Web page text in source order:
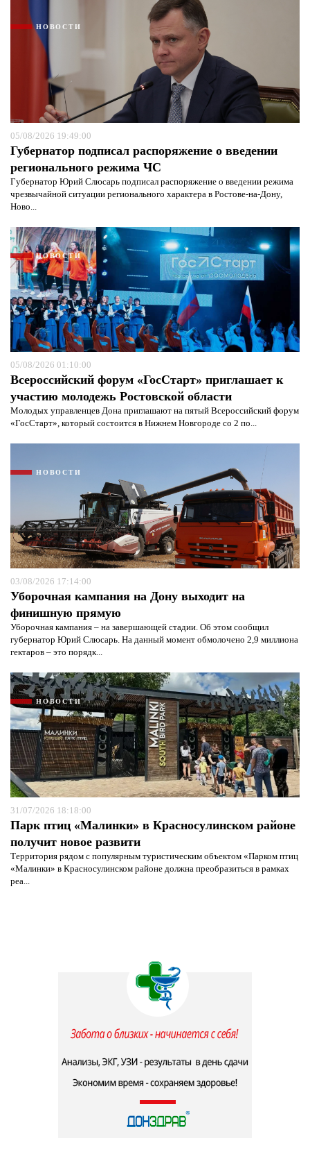
НОВОСТИ
05/08/2026 19:49:00
Губернатор подписал распоряжение о введении
регионального режима ЧС
Губернатор Юрий Слюсарь подписал распоряжение о введении режима
чрезвычайной ситуации регионального характера в Ростове-на-Дону,
Ново...
НОВОСТИ
05/08/2026 01:10:00
Всероссийский форум «ГосСтарт» приглашает к
участию молодежь Ростовской области
Молодых управленцев Дона приглашают на пятый Всероссийский форум
«ГосСтарт», который состоится в Нижнем Новгороде со 2 по...
НОВОСТИ
03/08/2026 17:14:00
Уборочная кампания на Дону выходит на
финишную прямую
Уборочная кампания – на завершающей стадии. Об этом сообщил
губернатор Юрий Слюсарь. На данный момент обмолочено 2,9 миллиона
гектаров – это порядк...
НОВОСТИ
31/07/2026 18:18:00
Парк птиц «Малинки» в Красносулинском районе
получит новое развити
Территория рядом с популярным туристическим объектом «Парком птиц
«Малинки» в Красносулинском районе должна преобразиться в рамках
реа...
Я согласен сполитикой конфиденциальности и
защиты информации*
Я согласен сполитикой конфиденциальности и
защиты информации*